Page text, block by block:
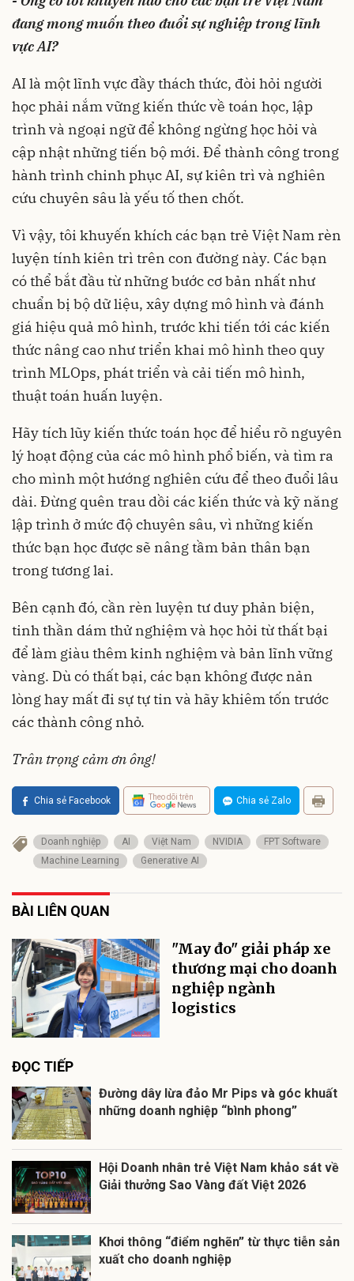
đang mong muốn theo đuổi sự nghiệp trong lĩnh
vực AI?
AI là một lĩnh vực đầy thách thức, đòi hỏi người
học phải nắm vững kiến thức về toán học, lập
trình và ngoại ngữ để không ngừng học hỏi và
cập nhật những tiến bộ mới. Để thành công trong
hành trình chinh phục AI, sự kiên trì và nghiên
cứu chuyên sâu là yếu tố then chốt.
Vì vậy, tôi khuyến khích các bạn trẻ Việt Nam rèn
luyện tính kiên trì trên con đường này. Các bạn
có thể bắt đầu từ những bước cơ bản nhất như
chuẩn bị bộ dữ liệu, xây dựng mô hình và đánh
giá hiệu quả mô hình, trước khi tiến tới các kiến
thức nâng cao như triển khai mô hình theo quy
trình MLOps, phát triển và cải tiến mô hình,
thuật toán huấn luyện.
Hãy tích lũy kiến thức toán học để hiểu rõ nguyên
lý hoạt động của các mô hình phổ biến, và tìm ra
cho mình một hướng nghiên cứu để theo đuổi lâu
dài. Đừng quên trau dồi các kiến thức và kỹ năng
lập trình ở mức độ chuyên sâu, vì những kiến
thức bạn học được sẽ nâng tầm bản thân bạn
trong tương lai.
Bên cạnh đó, cần rèn luyện tư duy phản biện,
tinh thần dám thử nghiệm và học hỏi từ thất bại
để làm giàu thêm kinh nghiệm và bản lĩnh vững
vàng. Dù có thất bại, các bạn không được nản
lòng hay mất đi sự tự tin và hãy khiêm tốn trước
các thành công nhỏ.
Trân trọng cảm ơn ông!
Chia sẻ Facebook Theo dõi trên Chia sẻ Zalo
Doanh nghiệp AI Việt Nam NVIDIA
FPT Software
Machine Learning
Generative AI
BÀI LIÊN QUAN
"May đo" giải pháp xe
thương mại cho doanh
nghiệp ngành
logistics
ĐỌC TIẾP
Đường dây lừa đảo Mr Pips và góc khuất
những doanh nghiệp “bình phong”
Hội Doanh nhân trẻ Việt Nam khảo sát về
Giải thưởng Sao Vàng đất Việt 2026
Khơi thông “điểm nghẽn” từ thực tiễn sản
xuất cho doanh nghiệp